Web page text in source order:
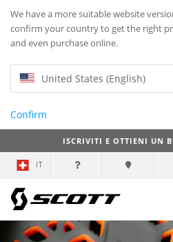
We have a more suitable website
confirm your country to get the right
and even purchase online.
United States (English)
Confirm
ISCRIVITI E OTTIENI UN
IT